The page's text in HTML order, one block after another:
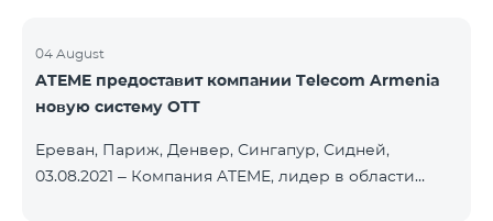
04 August
ATEME предоставит компании Telecom Armenia
новую систему OTT
Ереван, Париж, Денвер, Сингапур, Сидней,
03.08.2021 – Компания ATEME, лидер в области